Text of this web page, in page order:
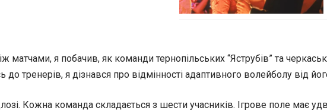
матчами, я побачив, як команди тернопільських “Яструбів” та
тренерів, я дізнався про відмінності адаптивного волейболу від
Кожна команда складається з шести учасників. Ігрове поле має